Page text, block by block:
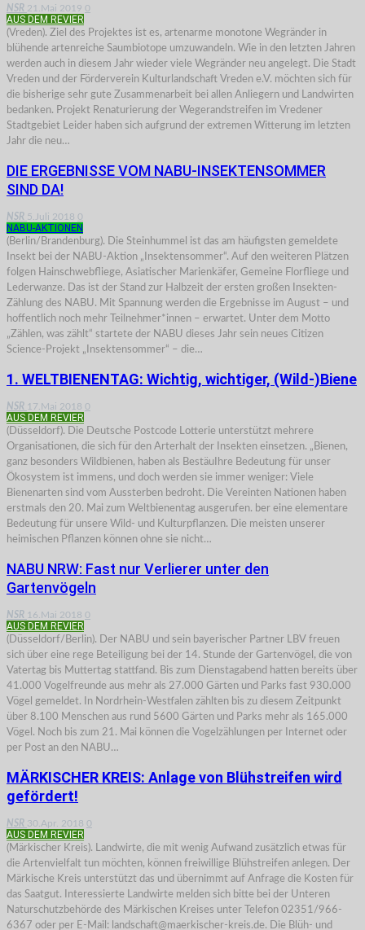
NSR 21.Mai 2019 0
AUS DEM REVIER
(Vreden). Ziel des Projektes ist es, artenarme monotone Wegränder in
blühende artenreiche Saumbiotope umzuwandeln. Wie in den letzten Jahren
werden auch in diesem Jahr wieder viele Wegränder neu angelegt. Die Stadt
Vreden und der Förderverein Kulturlandschaft Vreden e.V. möchten sich für
die bisherige sehr gute Zusammenarbeit bei allen Anliegern und Landwirten
bedanken. Projekt Renaturierung der Wegerandstreifen im Vredener
Stadtgebiet Leider haben sich aufgrund der extremen Witterung im letzten
Jahr die neu…
DIE ERGEBNISSE VOM NABU-INSEKTENSOMMER
SIND DA!
NSR 5.Juli 2018 0
NABU-AKTIONEN
(Berlin/Brandenburg). Die Steinhummel ist das am häufigsten gemeldete
Insekt bei der NABU-Aktion „Insektensommer“. Auf den weiteren Plätzen
folgen Hainschwebfliege, Asiatischer Marienkäfer, Gemeine Florfliege und
Lederwanze. Das ist der Stand zur Halbzeit der ersten großen Insekten-
Zählung des NABU. Mit Spannung werden die Ergebnisse im August – und
hoffentlich noch mehr Teilnehmer*innen – erwartet. Unter dem Motto
„Zählen, was zählt“ startete der NABU dieses Jahr sein neues Citizen
Science-Projekt „Insektensommer“ – die…
1. WELTBIENENTAG: Wichtig, wichtiger, (Wild-)Biene
NSR 17.Mai 2018 0
AUS DEM REVIER
(Düsseldorf). Die Deutsche Postcode Lotterie unterstützt mehrere
Organisationen, die sich für den Arterhalt der Insekten einsetzen. „Bienen,
ganz besonders Wildbienen, haben als BestäuIhre Bedeutung für unser
Ökosystem ist immens, und doch werden sie immer weniger: Viele
Bienenarten sind vom Aussterben bedroht. Die Vereinten Nationen haben
erstmals den 20. Mai zum Weltbienentag ausgerufen. ber eine elementare
Bedeutung für unsere Wild- und Kulturpflanzen. Die meisten unserer
heimischen Pflanzen können ohne sie nicht…
NABU NRW: Fast nur Verlierer unter den
Gartenvögeln
NSR 16.Mai 2018 0
AUS DEM REVIER
(Düsseldorf/Berlin). Der NABU und sein bayerischer Partner LBV freuen
sich über eine rege Beteiligung bei der 14. Stunde der Gartenvögel, die von
Vatertag bis Muttertag stattfand. Bis zum Dienstagabend hatten bereits über
41.000 Vogelfreunde aus mehr als 27.000 Gärten und Parks fast 930.000
Vögel gemeldet. In Nordrhein-Westfalen zählten bis zu diesem Zeitpunkt
über 8.100 Menschen aus rund 5600 Gärten und Parks mehr als 165.000
Vögel. Noch bis zum 21. Mai können die Vogelzählungen per Internet oder
per Post an den NABU…
MÄRKISCHER KREIS: Anlage von Blühstreifen wird
gefördert!
NSR 30.Apr. 2018 0
AUS DEM REVIER
(Märkischer Kreis). Landwirte, die mit wenig Aufwand zusätzlich etwas für
die Artenvielfalt tun möchten, können freiwillige Blühstreifen anlegen. Der
Märkische Kreis unterstützt das und übernimmt auf Anfrage die Kosten für
das Saatgut. Interessierte Landwirte melden sich bitte bei der Unteren
Naturschutzbehörde des Märkischen Kreises unter Telefon 02351/966-
6367 oder per E-Mail: landschaft@maerkischer-kreis.de. Die Blüh- und